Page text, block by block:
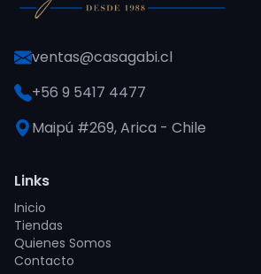
ventas@casagabi.cl
+56 9 5417 4477
Maipú #269, Arica - Chile
Links
Inicio
Tiendas
Quienes Somos
Contacto